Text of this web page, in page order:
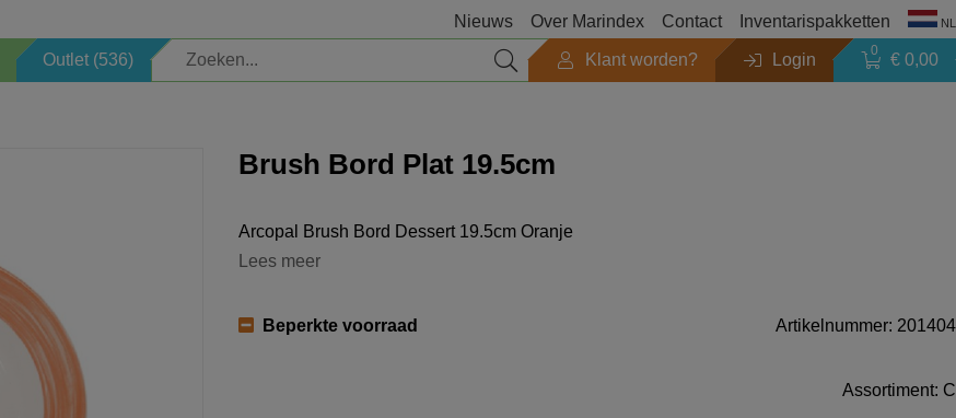
Nieuws Over Marindex Contact Inventarispakketten NL
Outlet (536) Klant worden? Login 0 € 0,00
Brush Bord Plat 19.5cm
Arcopal Brush Bord Dessert 19.5cm Oranje
Lees meer
Beperkte voorraad Artikelnummer: 201404
Assortiment: C
Opbergen
Verlichting
Zoeken op merk Zoeken op merk